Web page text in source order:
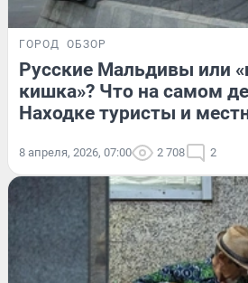
ГОРОД ОБЗОР
Русские Мальдивы или
кишка»? Что на самом
Находке туристы и
8 апреля, 2026, 07:00 2 708 2